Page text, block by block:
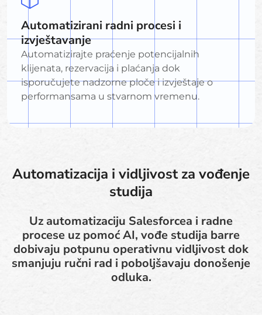
Automatizirani radni procesi i
izvještavanje
Automatizirajte praćenje potencijalnih
klijenata, rezervacija i plaćanja dok
isporučujete nadzorne ploče i izvještaje o
performansama u stvarnom vremenu.
Automatizacija i vidljivost za vođenje
studija
Uz automatizaciju Salesforcea i radne
procese uz pomoć AI, vođe studija barre
dobivaju potpunu operativnu vidljivost dok
smanjuju ručni rad i poboljšavaju donošenje
odluka.